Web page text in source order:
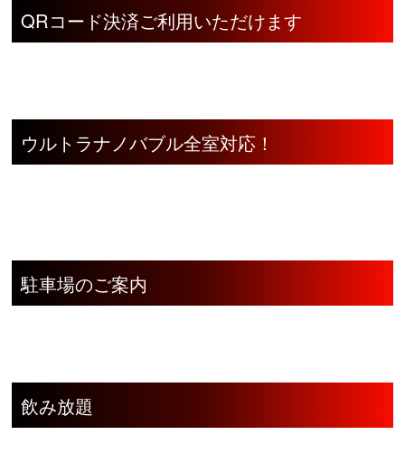
QRコード決済ご利用いただけます
ウルトラナノバブル全室対応！
駐車場のご案内
飲み放題